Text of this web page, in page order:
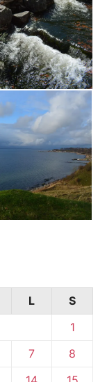
L
S
1
7
8